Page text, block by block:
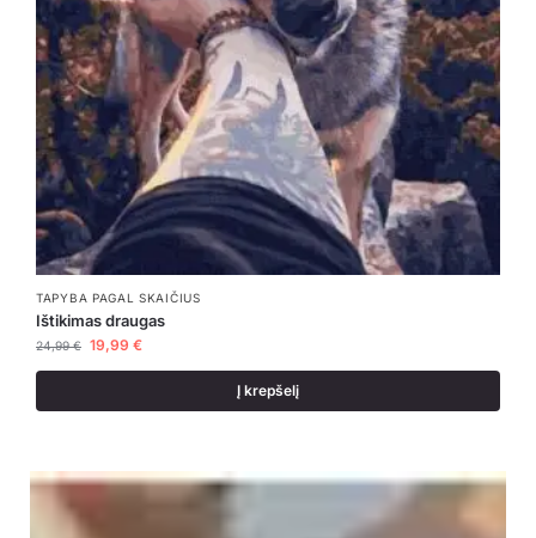
TAPYBA PAGAL SKAIČIUS
Ištikimas draugas
24,99€ 19,99 €
Į krepšelį